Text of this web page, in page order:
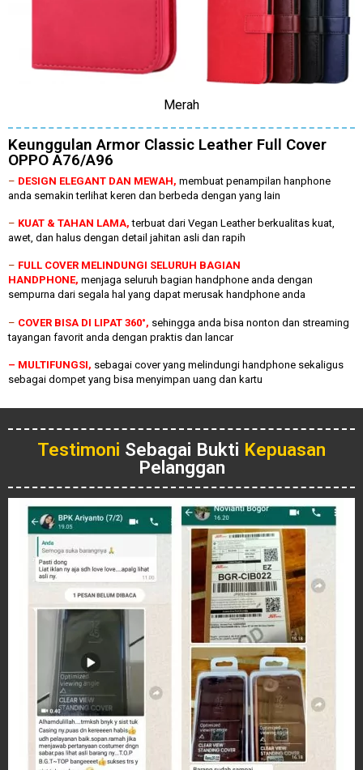
Merah
Keunggulan Armor Classic Leather Full Cover
OPPO A76/A96
– DESIGN ELEGANT DAN MEWAH, membuat penampilan hanphone
anda semakin terlihat keren dan berbeda dengan yang lain
– KUAT & TAHAN LAMA,terbuat dari Vegan Leather berkualitas kuat,
awet, dan halus dengan detail jahitan asli dan rapih
– FULL COVER MELINDUNGI SELURUH BAGIAN
HANDPHONE, menjaga seluruh bagian handphone anda dengan
sempurna dari segala hal yang dapat merusak handphone anda
– COVER BISA DI LIPAT 360°, sehingga anda bisa nonton dan streaming
tayangan favorit anda dengan praktis dan lancar
– MULTIFUNGSI, sebagai cover yang melindungi handphone sekaligus
sebagai dompet yang bisa menyimpan uang dan kartu
Testimoni Sebagai Bukti Kepuasan
Pelanggan